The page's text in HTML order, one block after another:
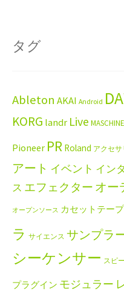
タグ
Ableton AKAI Android
KORG landr Live MASCHINE
Pioneer PR Roland アクセサ
アート イベント イン
ス エフェクター オー
オープンソース カセットテープ
ラ サイエンス サンプラ
シーケンサー スピ
プラグイン モジュラー